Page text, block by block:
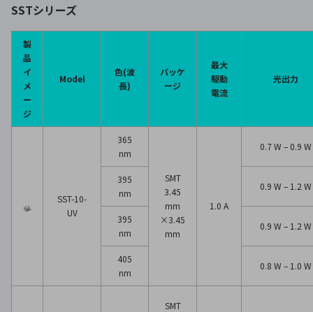
SSTシリーズ
製
品
イ
メ
ー
ジ
Model
色(波
長)
パッケ
ージ
最大
駆動
電流
光出力
SST-10-
UV
365
nm
SMT
3.45
mm
×3.45
mm
1.0 A
0.7 W – 0.9 W
395
nm
0.9 W – 1.2 W
395
nm
0.9 W – 1.2 W
405
nm
0.8 W – 1.0 W
SMT